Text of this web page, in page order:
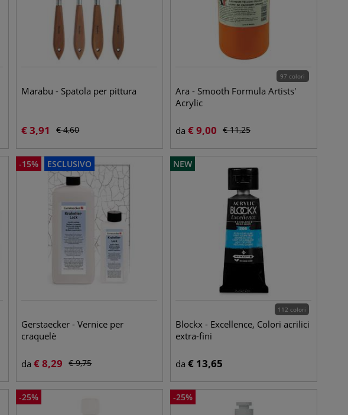
Marabu - Spatola per pittura
€3,91 €4,60
97 colori
Ara - Smooth Formula Artists'
Acrylic
da €9,00 €11,25
-15% ESCLUSIVO
Gerstaecker - Vernice per
craquelè
da €8,29 €9,75
NEW
112 colori
Blockx - Excellence, Colori acrilici
extra-fini
da € 13,65
-25% -25%